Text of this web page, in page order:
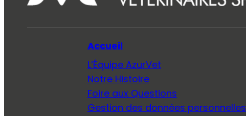
Accueil
L’Équipe AzurVet
Notre Histoire
Foire aux Questions
Gestion des données personnelles